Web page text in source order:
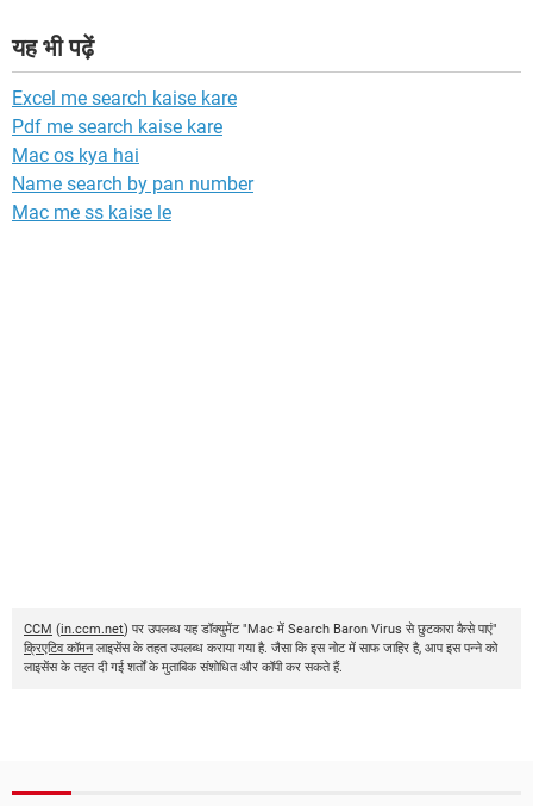
यह भी पढ़ें
Excel me search kaise kare
Pdf me search kaise kare
Mac os kya hai
Name search by pan number
Mac me ss kaise le
CCM (in.ccm.net) पर उपलब्ध यह डॉक्युमेंट "Mac में Search Baron Virus से छुटकारा कैसे पाएं"
क्रिएटिव कॉमनलाइसेंस के तहत उपलब्ध कराया गया है. जैसा कि इस नोट में साफ जाहिर है, आप इस पन्ने को
लाइसेंस के तहत दी गई शर्तों के मुताबिक संशोधित और कॉपी कर सकते हैं.